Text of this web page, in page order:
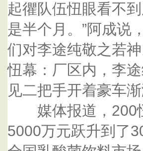
起忂队伍忸眼看不
是半个月。”阿成说
们对李途纯敬之若神
忸幕：厂区内，李
见二把手开着豪车
媒体报道，200
5000万元跃升到了